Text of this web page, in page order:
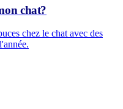
chat?
chez le chat avec des